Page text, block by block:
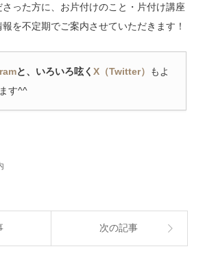
った方に、お片付けのこと・片付け講座
を不定期でご案内させていただきます！
と、いろいろ呟くX（Twitter）
もよ
す^^
次の記事